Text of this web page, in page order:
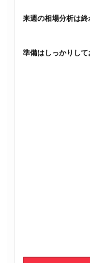
来週の相場分析は終
準備はしっかりして